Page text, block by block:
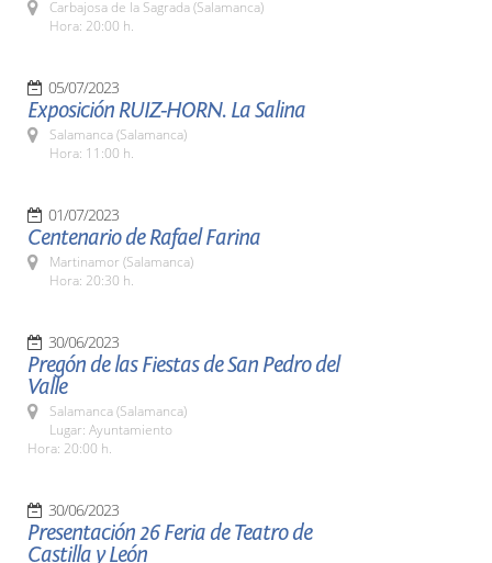
Carbajosa de la Sagrada (Salamanca)
Hora: 20:00 h.
05/07/2023
Exposición RUIZ-HORN. La Salina
Salamanca (Salamanca)
Hora: 11:00 h.
01/07/2023
Centenario de Rafael Farina
Martinamor (Salamanca)
Hora: 20:30 h.
30/06/2023
Pregón de las Fiestas de San Pedro del
Valle
Salamanca (Salamanca)
Lugar: Ayuntamiento
Hora: 20:00 h.
30/06/2023
Presentación 26 Feria de Teatro de
Castilla y León